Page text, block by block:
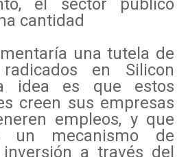
el sector público
cantidad
una tutela de
en Silicon
idea es que estos
creen sus empresas
empleos, y que
un mecanismo de
a través del